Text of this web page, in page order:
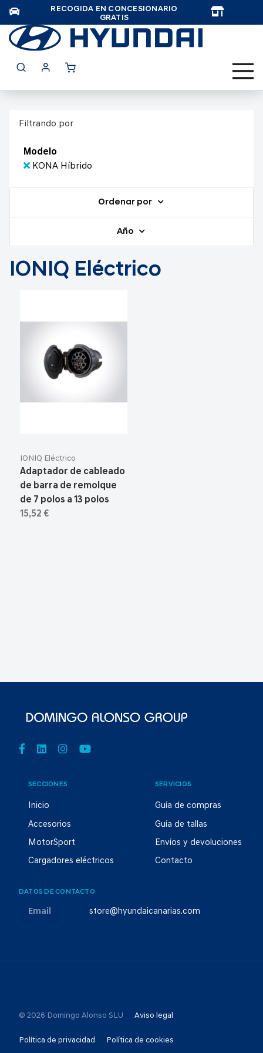
RECOGIDA EN CONCESIONARIO
GRATIS
Filtrando por
Modelo
KONA Híbrido
Ordenar por
Año
IONIQ Eléctrico
IONIQ Eléctrico
Adaptador de cableado
de barra de remolque
de 7 polos a 13 polos
15,52 €
SECCIONES
Inicio
Accesorios
MotorSport
Cargadores eléctricos
SERVICIOS
Guía de compras
Guía de tallas
Envíos y devoluciones
Contacto
DATOS DE CONTACTO
Email store@hyundaicanarias.com
© 2026 Domingo Alonso SLU Aviso legal
Política de privacidad Política de cookies